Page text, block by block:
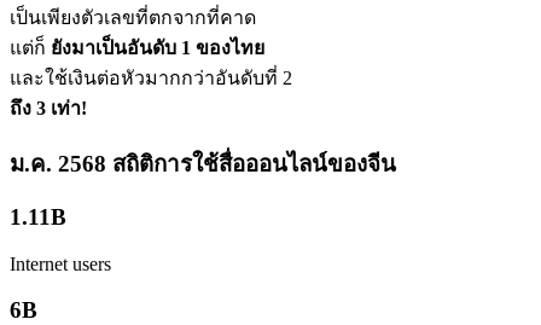
เป็นเพียงตัวเลขที่ตกจากที่คาด
แต่ก็ ยังมาเป็นอันดับ 1 ของไทย
และใช้เงินต่อหัวมากกว่าอันดับที่ 2
ถึง 3 เท่า!
ม.ค. 2568 สถิติการใช้สื่อออนไลน์ของจีน
1.11B
Internet users
6B